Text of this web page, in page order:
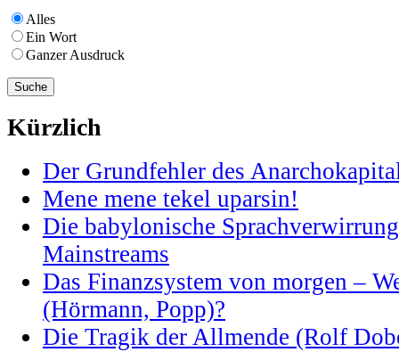
Alles
Ein Wort
Ganzer Ausdruck
Kürzlich
Der Grundfehler des
Mene mene tekel uparsin!
Die babylonische
Mainstreams
Das Finanzsystem von morgen –
(Hörmann, Popp)?
Die Tragik der Allmende (Rolf